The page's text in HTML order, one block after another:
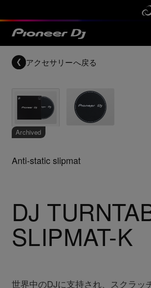
アクセサリーへ戻る
Archived
Anti-static slipmat
DJ
SLIPMAT-K
世界中のDJに支持され、スクラッ